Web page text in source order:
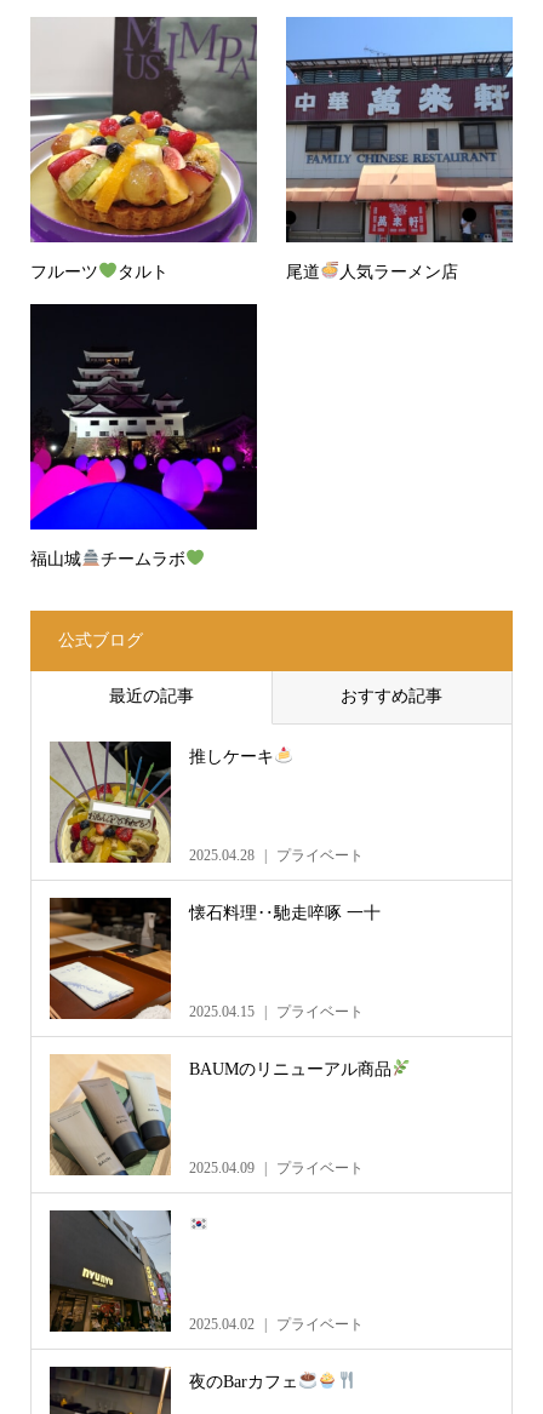
フルーツ タルト 尾道 人気ラーメン店
福山城 チームラボ
公式ブログ
最近の記事 おすすめ記事
推しケーキ
2025.04.28 プライベート
懐石料理‥馳走啐啄 一十
2025.04.15 プライベート
BAUMのリニューアル商品
2025.04.09 プライベート
2025.04.02 プライベート
夜のBarカフェ